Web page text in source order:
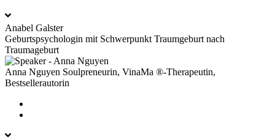
Anabel Galster
Geburtspsychologin mit Schwerpunkt Traumgeburt nach
Traumageburt
Anna Nguyen Soulpreneurin, VinaMa ®-Therapeutin,
Bestsellerautorin